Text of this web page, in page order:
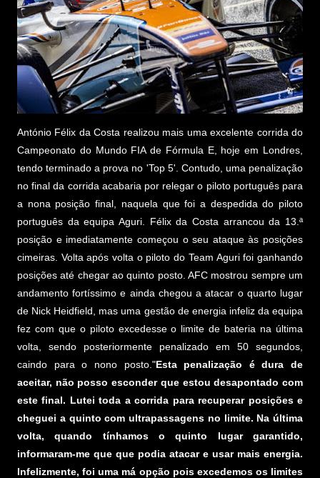
António Félix da Costa realizou mais uma excelente corrida do
Campeonato do Mundo FIA de Fórmula E, hoje em Londres,
tendo terminado a prova no 'Top 5'. Contudo, uma penalização
no final da corrida acabaria por relegar o piloto português para
a nona posição final, naquela que foi a despedida do piloto
português da equipa Aguri. Félix da Costa arrancou da 13.ª
posição e imediatamente começou o seu ataque às posições
cimeiras. Volta após volta o piloto do Team Aguri foi ganhando
posições até chegar ao quinto posto. AFC mostrou sempre um
andamento fortíssimo e ainda chegou a atacar o quarto lugar
de Nick Heidfield, mas uma gestão de energia infeliz da equipa
fez com que o piloto excedesse o limite de bateria na última
volta, sendo posteriormente penalizado em 50 segundos,
caindo para o nono posto."Esta penalização é dura de
aceitar, não posso esconder que estou desapontado com
este final. Lutei toda a corrida para recuperar posições e
cheguei a quinto com ultrapassagens no limite. Na última
volta, quando tínhamos o quinto lugar garantido,
informaram-me que que podia atacar e usar mais energia.
Infelizmente, foi uma má opção pois excedemos os limites